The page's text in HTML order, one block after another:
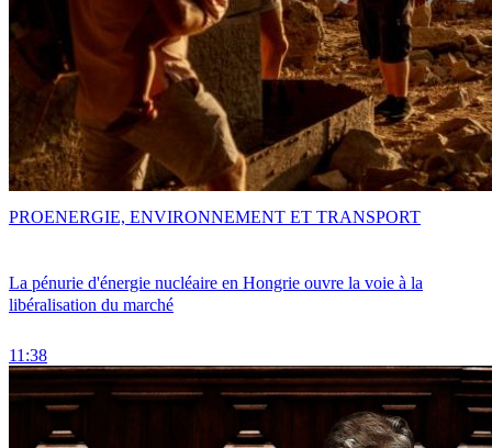
La pénurie d'énergie nucléaire en Hongrie ouvre la voie à la
libéralisation du marché
11:38
PROENERGIE, ENVIRONNEMENT ET TRANSPORT